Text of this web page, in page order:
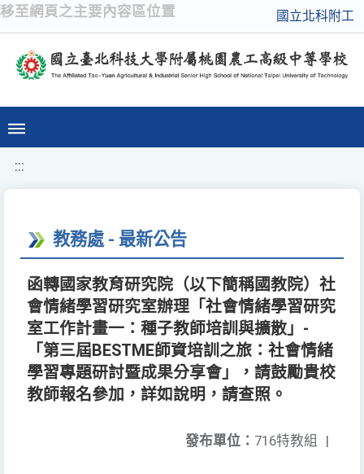
移至網頁之主要內容區位置 國立北科附工
:::
教務處 - 最新公告
函轉國家教育研究院（以下簡稱國教院）社
會情緒學習研究室辦理「社會情緒學習研究
室工作計畫一：種子教師培訓與擴散」-
「第三屆BESTME師資培訓之旅：社會情緒
學習專題研討暨成果分享會」，請鼓勵貴校
教師報名參加，詳如說明，請查照。
發布單位： 716特教組 |